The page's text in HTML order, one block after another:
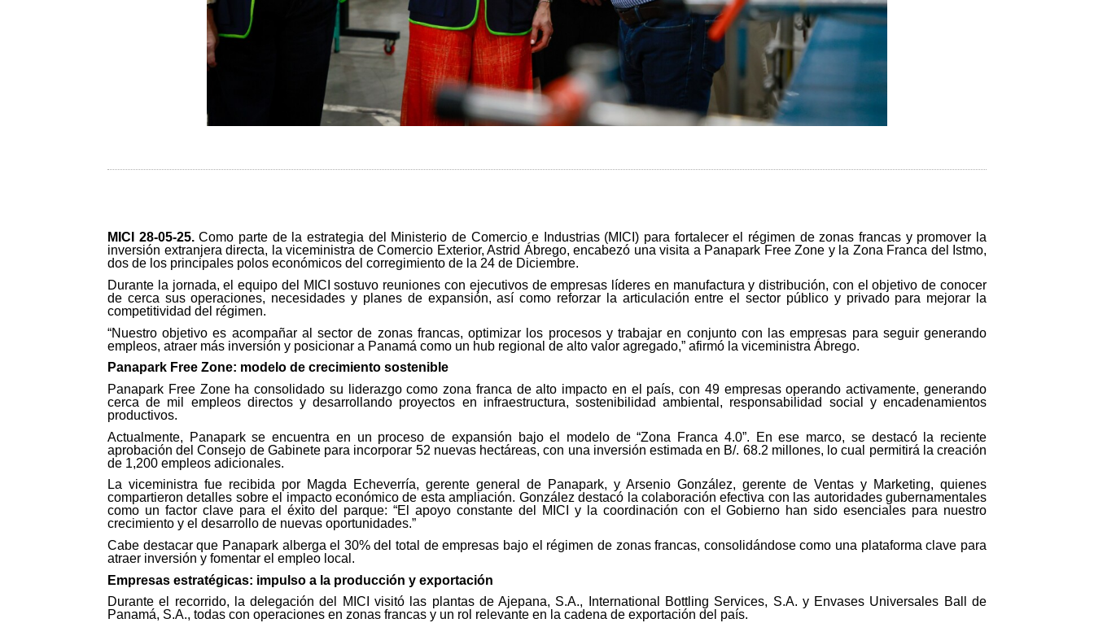
MICI 28-05-25.Como parte de la estrategia del Ministerio de Comercio e Industrias (MICI) para fortalecer el régimen de zonas francas y promover la
inversión extranjera directa, la viceministra de Comercio Exterior, Astrid Ábrego, encabezó una visita a Panapark Free Zone y la Zona Franca del Istmo,
dos de los principales polos económicos del corregimiento de la 24 de Diciembre.
Durante la jornada, el equipo del MICI sostuvo reuniones con ejecutivos de empresas líderes en manufactura y distribución, con el objetivo de conocer
de cerca sus operaciones, necesidades y planes de expansión, así como reforzar la articulación entre el sector público y privado para mejorar la
competitividad del régimen.
“Nuestro objetivo es acompañar al sector de zonas francas, optimizar los procesos y trabajar en conjunto con las empresas para seguir generando
empleos, atraer más inversión y posicionar a Panamá como un hub regional de alto valor agregado,” afirmó la viceministra Ábrego.
Panapark Free Zone: modelo de crecimiento sostenible
Panapark Free Zone ha consolidado su liderazgo como zona franca de alto impacto en el país, con 49 empresas operando activamente, generando
cerca de mil empleos directos y desarrollando proyectos en infraestructura, sostenibilidad ambiental, responsabilidad social y encadenamientos
productivos.
Actualmente, Panapark se encuentra en un proceso de expansión bajo el modelo de “Zona Franca 4.0”. En ese marco, se destacó la reciente
aprobación del Consejo de Gabinete para incorporar 52 nuevas hectáreas, con una inversión estimada en B/. 68.2 millones, lo cual permitirá la creación
de 1,200 empleos adicionales.
La viceministra fue recibida por Magda Echeverría, gerente general de Panapark, y Arsenio González, gerente de Ventas y Marketing, quienes
compartieron detalles sobre el impacto económico de esta ampliación. González destacó la colaboración efectiva con las autoridades gubernamentales
como un factor clave para el éxito del parque: “El apoyo constante del MICI y la coordinación con el Gobierno han sido esenciales para nuestro
crecimiento y el desarrollo de nuevas oportunidades.”
Cabe destacar que Panapark alberga el 30% del total de empresas bajo el régimen de zonas francas, consolidándose como una plataforma clave para
atraer inversión y fomentar el empleo local.
Empresas estratégicas: impulso a la producción y exportación
Durante el recorrido, la delegación del MICI visitó las plantas de Ajepana, S.A., International Bottling Services, S.A. y Envases Universales Ball de
Panamá, S.A., todas con operaciones en zonas francas y un rol relevante en la cadena de exportación del país.